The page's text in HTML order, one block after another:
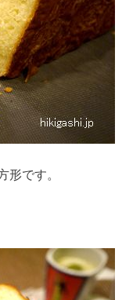
形です。